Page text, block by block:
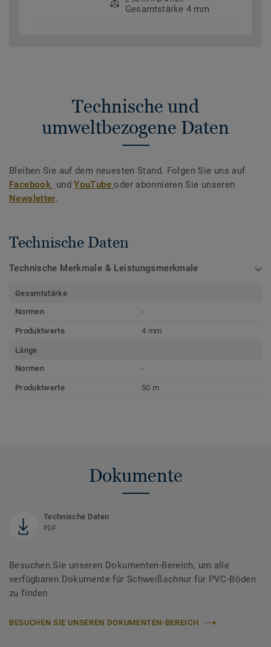
Gesamtstärke 4 mm
Technische und
umweltbezogene Daten
Bleiben Sie auf dem neuesten Stand. Folgen Sie uns auf
Facebook undYouTubeoder abonnieren Sie unseren
Newsletter.
Technische Daten
Technische Merkmale & Leistungsmerkmale
Gesamtstärke
Normen
-
Produktwerte 4 mm
Länge
Normen
-
Produktwerte 50 m
Dokumente
Technische Daten
PDF
Besuchen Sie unseren Dokumenten-Bereich, um alle
verfügbaren Dokumente für Schweißschnur für PVC-Böden
zu finden
BESUCHEN SIE UNSEREN DOKUMENTEN-BEREICH